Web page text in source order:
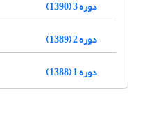
دوره 3 (1390)
دوره 2 (1389)
دوره 1 (1388)